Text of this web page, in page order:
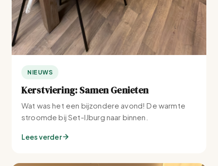
NIEUWS
Kerstviering: Samen Genieten
Wat was het een bijzondere avond! De warmte
stroomde bij Set-IJburg naar binnen.
Lees verder